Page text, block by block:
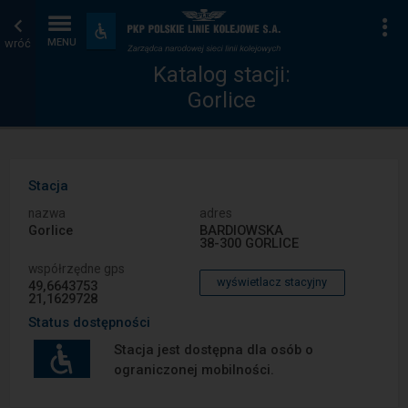
wróć MENU
Dostępność
i
udogodnienia
Katalog
stacji
Strona
główna
Katalog stacji:
Gorlice
Stacja
nazwa
Gorlice
adres
BARDIOWSKA
38-300 GORLICE
współrzędne gps
49,6643753
21,1629728
wyświetlacz stacyjny
Status dostępności
Stacja jest dostępna dla osób o
ograniczonej mobilności.